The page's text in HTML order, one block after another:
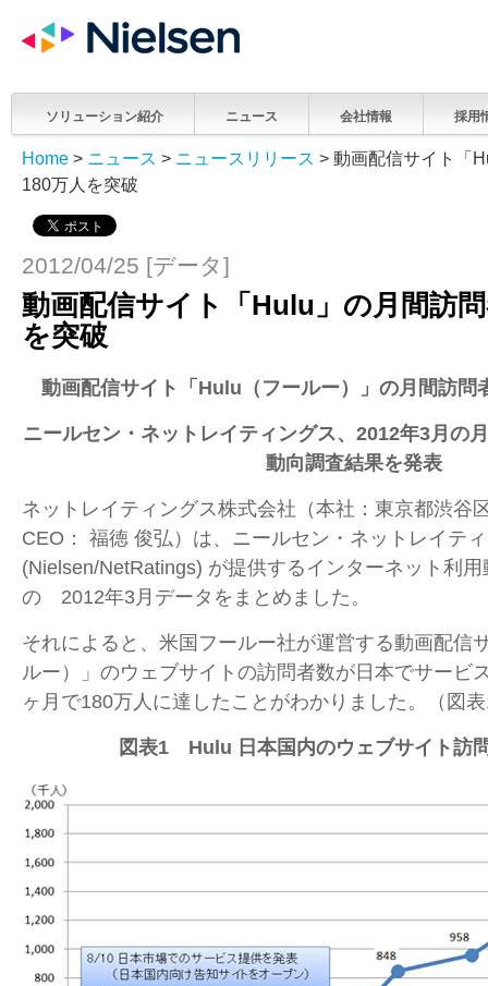
ソリューション紹介 ニュース 会社情報 採用
Home > ニュース > ニュースリリース > 動画配信サイト「
180万人を突破
2012/04/25 [データ]
動画配信サイト「Hulu」の月間訪
を突破
動画配信サイト「Hulu（フールー）」の月間訪問
ニールセン・ネットレイティングス、2012年3月の
動向調査結果を発表
ネットレイティングス株式会社（本社：東京都渋谷
CEO： 福徳 俊弘）は、ニールセン・ネットレイテ
(Nielsen/NetRatings) が提供するインターネット利
の 2012年3月データをまとめました。
それによると、米国フールー社が運営する動画配信
ルー）」のウェブサイトの訪問者数が日本でサービ
ヶ月で180万人に達したことがわかりました。（図
図表1 Hulu 日本国内のウェブサイト訪